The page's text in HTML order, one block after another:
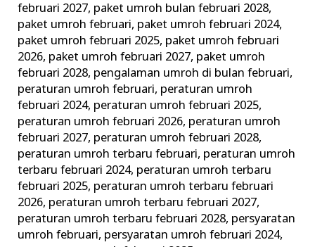
februari 2027, paket umroh bulan februari 2028,
paket umroh februari, paket umroh februari 2024,
paket umroh februari 2025, paket umroh februari
2026, paket umroh februari 2027, paket umroh
februari 2028, pengalaman umroh di bulan februari,
peraturan umroh februari, peraturan umroh
februari 2024, peraturan umroh februari 2025,
peraturan umroh februari 2026, peraturan umroh
februari 2027, peraturan umroh februari 2028,
peraturan umroh terbaru februari, peraturan umroh
terbaru februari 2024, peraturan umroh terbaru
februari 2025, peraturan umroh terbaru februari
2026, peraturan umroh terbaru februari 2027,
peraturan umroh terbaru februari 2028, persyaratan
umroh februari, persyaratan umroh februari 2024,